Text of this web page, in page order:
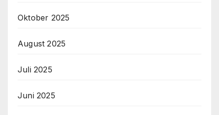
Oktober 2025
August 2025
Juli 2025
Juni 2025